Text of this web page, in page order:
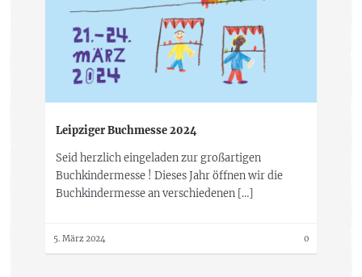
Leipziger Buchmesse 2024
Seid herzlich eingeladen zur großartigen
Buchkindermesse ! Dieses Jahr öffnen wir die
Buchkindermesse an verschiedenen […]
5. März 2024 0